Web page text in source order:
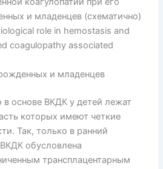
и младенцев
в основе ВКДК у детей лежат
которых имеют четкие
Так, только в ранний
обусловлена
трансплацентарным